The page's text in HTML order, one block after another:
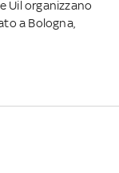
Uil organizzano
a Bologna,